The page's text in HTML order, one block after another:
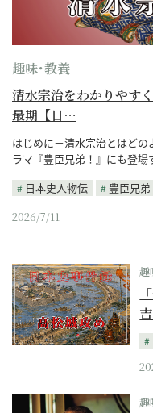
趣味･教養
清水宗治をわかりやす
最期【日…
はじめに－清水宗治とはどの
ラマ『豊臣兄弟！』にも登
日本史人物伝
豊臣兄弟
2026/7/11
趣
趣